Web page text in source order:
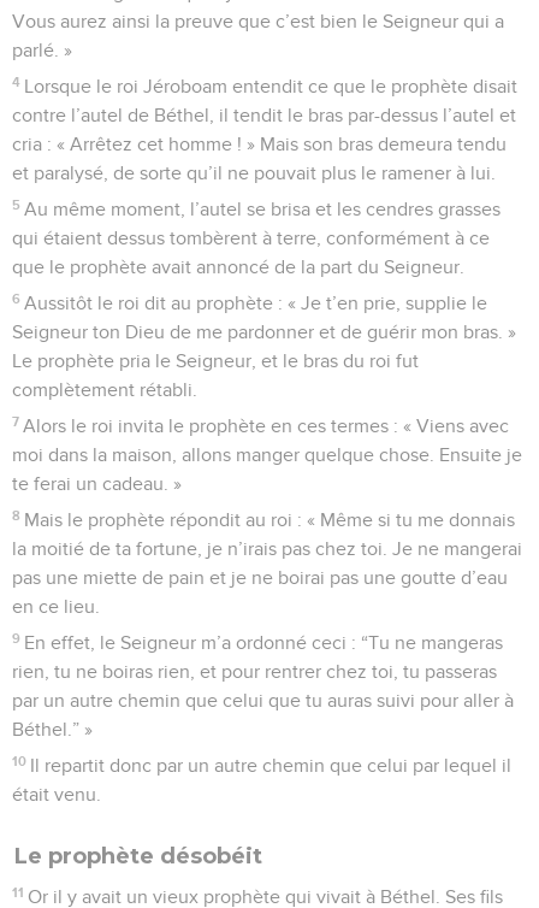
Vous aurez ainsi la preuve que c’est bien le Seigneur qui a
parlé. »
4 Lorsque le roi Jéroboam entendit ce que le prophète disait
contre l’autel de Béthel, il tendit le bras par-dessus l’autel et
cria : « Arrêtez cet homme ! » Mais son bras demeura tendu
et paralysé, de sorte qu’il ne pouvait plus le ramener à lui.
5 Au même moment, l’autel se brisa et les cendres grasses
qui étaient dessus tombèrent à terre, conformément à ce
que le prophète avait annoncé de la part du Seigneur.
6 Aussitôt le roi dit au prophète : « Je t’en prie, supplie le
Seigneur ton Dieu de me pardonner et de guérir mon bras. »
Le prophète pria le Seigneur, et le bras du roi fut
complètement rétabli.
7 Alors le roi invita le prophète en ces termes : « Viens avec
moi dans la maison, allons manger quelque chose. Ensuite je
te ferai un cadeau. »
8 Mais le prophète répondit au roi : « Même si tu me donnais
la moitié de ta fortune, je n’irais pas chez toi. Je ne mangerai
pas une miette de pain et je ne boirai pas une goutte d’eau
en ce lieu.
9 En effet, le Seigneur m’a ordonné ceci : “Tu ne mangeras
rien, tu ne boiras rien, et pour rentrer chez toi, tu passeras
par un autre chemin que celui que tu auras suivi pour aller à
Béthel.” »
10 Il repartit donc par un autre chemin que celui par lequel il
était venu.
Le prophète désobéit
11 Or il y avait un vieux prophète qui vivait à Béthel. Ses fils